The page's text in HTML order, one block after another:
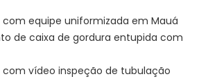
equipe uniformizada em Mauá
de caixa de gordura entupida com
vídeo inspeção de tubulação